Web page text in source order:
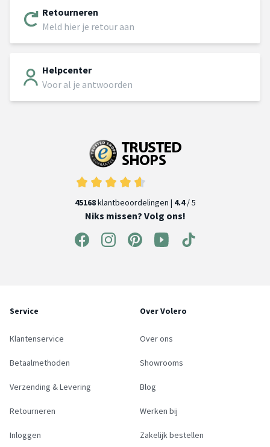
Retourneren
Meld hier je retour aan
Helpcenter
Voor al je antwoorden
45168klantbeoordelingen | 4.4/ 5
Niks missen? Volg ons!
Service
Klantenservice
Betaalmethoden
Verzending & Levering
Retourneren
Inloggen
Over Volero
Over ons
Showrooms
Blog
Werken bij
Zakelijk bestellen